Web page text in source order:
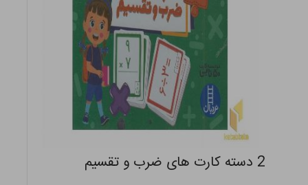
2 دسته کارت های ضرب و تقسیم